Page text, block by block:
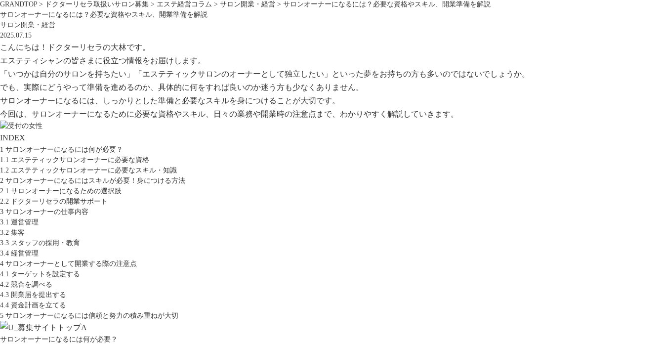
GRANDTOP> ドクターリセラ取扱いサロン募集 > エステ経営コラム > サロン開業・経営 > サロンオーナーになるには？必要な資格やスキル、開業準備を解説
サロンオーナーになるには？必要な資格やスキル、開業準備を解説
サロン開業・経営
2025.07.15
こんにちは！ドクターリセラの大林です。
エステティシャンの皆さまに役立つ情報をお届けします。
「いつかは自分のサロンを持ちたい」「エステティックサロンのオーナーとして独立したい」といった夢をお持ちの方も多いのではないでしょうか。
でも、実際にどうやって準備を進めるのか、具体的に何をすれば良いのか迷う方も少なくありません。
サロンオーナーになるには、しっかりとした準備と必要なスキルを身につけることが大切です。
今回は、サロンオーナーになるために必要な資格やスキル、日々の業務や開業時の注意点まで、わかりやすく解説していきます。
INDEX
1 サロンオーナーになるには何が必要？
1.1 エステティックサロンオーナーに必要な資格
1.2 エステティックサロンオーナーに必要なスキル・知識
2 サロンオーナーになるにはスキルが必要！身につける方法
2.1 サロンオーナーになるための選択肢
2.2 ドクターリセラの開業サポート
3 サロンオーナーの仕事内容
3.1 運営管理
3.2 集客
3.3 スタッフの採用・教育
3.4 経営管理
4 サロンオーナーとして開業する際の注意点
4.1 ターゲットを設定する
4.2 競合を調べる
4.3 開業届を提出する
4.4 資金計画を立てる
5 サロンオーナーになるには信頼と努力の積み重ねが大切
サロンオーナーになるには何が必要？